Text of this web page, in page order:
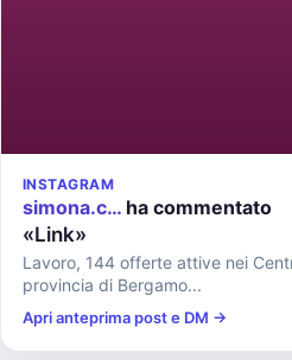
INSTAGRAM
simona.c… ha commentato
«Link»
Lavoro, 144 offerte attive nei
provincia di Bergamo...
Apri anteprima post e DM →